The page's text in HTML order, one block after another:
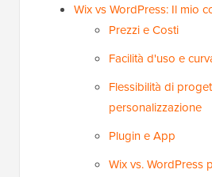
Wix vs WordPress: Il mio
Prezzi e Costi
Facilità d'uso e
Flessibilità di
personalizzazione
Plugin e App
Wix vs. WordPress